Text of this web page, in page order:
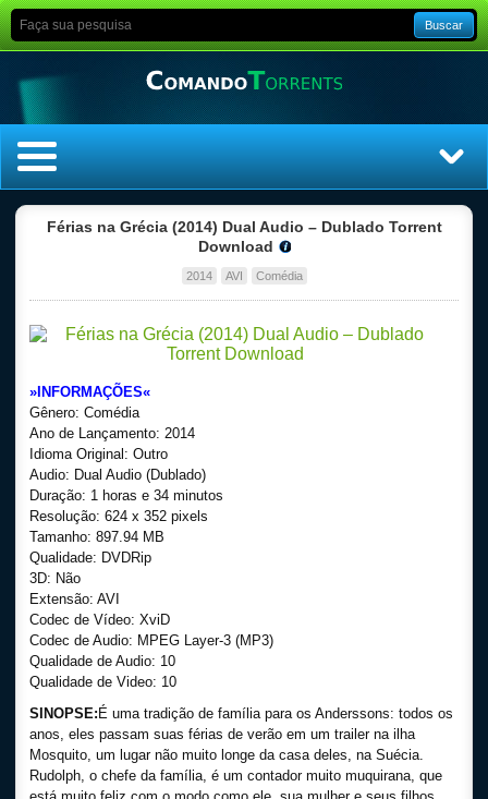
Buscar
Férias na Grécia (2014) Dual Audio – Dublado Torrent
Download
2014 AVI Comédia
»INFORMAÇÕES«
Gênero: Comédia
Ano de Lançamento: 2014
Idioma Original: Outro
Audio: Dual Audio (Dublado)
Duração: 1 horas e 34 minutos
Resolução: 624 x 352 pixels
Tamanho: 897.94 MB
Qualidade: DVDRip
3D: Não
Extensão: AVI
Codec de Vídeo: XviD
Codec de Audio: MPEG Layer-3 (MP3)
Qualidade de Audio: 10
Qualidade de Video: 10
SINOPSE: É uma tradição de família para os Anderssons: todos os
anos, eles passam suas férias de verão em um trailer na ilha
Mosquito, um lugar não muito longe da casa deles, na Suécia.
Rudolph, o chefe da família, é um contador muito muquirana, que